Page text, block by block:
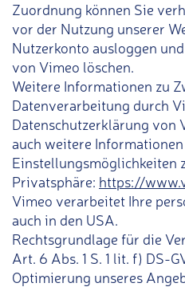
Zuordnung können Sie
vor der Nutzung unserer
Nutzerkonto ausloggen
von Vimeo löschen.
Weitere Informationen zu
Datenverarbeitung durch
Datenschutzerklärung von
auch weitere
Einstellungsmöglichkeiten
Privatsphäre: https://
Vimeo verarbeitet Ihre
auch in den USA.
Rechtsgrundlage für die
Art. 6 Abs. 1 S. 1 lit. f) DS-
Optimierung unseres